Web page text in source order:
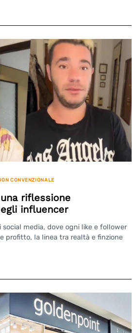
CONVENZIONALE
riflessione
influencer
media, dove ogni like e follower
profitto, la linea tra realtà e finzione